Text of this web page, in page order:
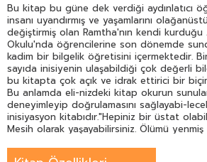
Bu kitap bu güne dek verdiği aydınlatıcı
insanı uyandırmış ve yaşamlarını
değiştirmiş olan Ramtha'nın kendi kurduğu
Okulu'nda öğrencilerine son dönemde
kadim bir bilgelik öğretisini içermektedir.
sayıda inisiyenin ulaşabildiği çok değerli
bu kitapta çok açık ve idrak ettirici bir
Bu anlamda eli-nizdeki kitap okurun
deneyimleyip doğrulamasını sağlayabi-
inisiyasyon kitabıdır."Hepiniz bir üstat
Mesih olarak yaşayabilirsiniz. Ölümü
sahipsiniz. Siz bu konuda bilgiye sahip